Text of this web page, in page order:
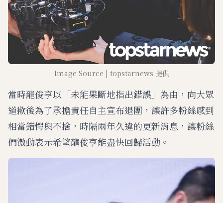
Image Source | topstarnews 提供
當時龍俊亨以「未能果斷地指出錯誤」為由，向大眾
道歉後為了承擔責任自主宣布退團，讓許多粉絲感到
相當錯愕與不捨，時隔兩年久違的更新消息，讓粉絲
們激動表示希望龍俊亨能盡快回歸活動。